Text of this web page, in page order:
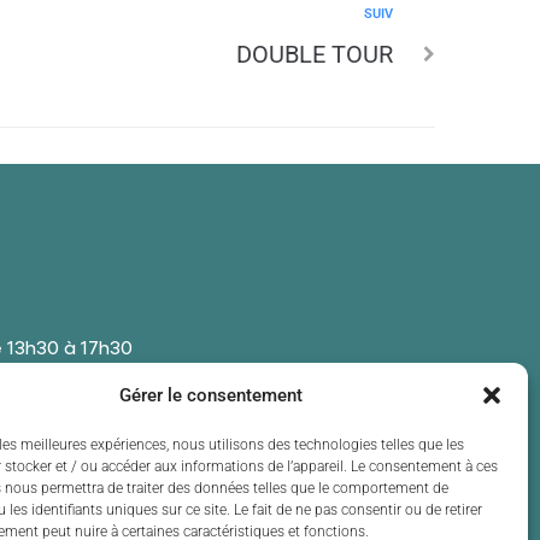
Gérer le consentement
meilleures expériences, nous utilisons des technologies telles que les
et / ou accéder aux informations de l’appareil. Le consentement à ces
permettra de traiter des données telles que le comportement de
les identifiants uniques sur ce site. Le fait de ne pas consentir ou de retirer
peut nuire à certaines caractéristiques et fonctions.
SUIV
DOUBLE TOUR
à 17h30
à 17h30
13h30 à 17h30
à 17h30
de 13h30 à 17h30